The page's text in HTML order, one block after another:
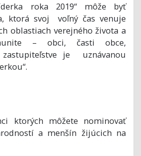
roka 2019“ môže byť
ktorá svoj voľný čas venuje
oblastiach verejného života a
– obci, časti obce,
je uznávanou
ktorých môžete nominovať
a menšín žijúcich na